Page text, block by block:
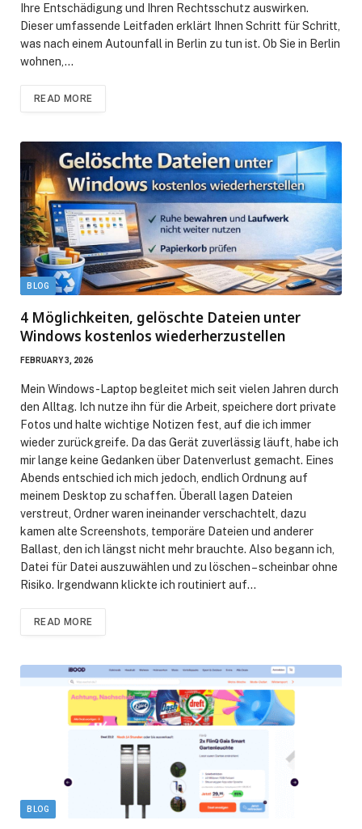
Ihre Entschädigung und Ihren Rechtsschutz auswirken.
Dieser umfassende Leitfaden erklärt Ihnen Schritt für Schritt,
was nach einem Autounfall in Berlin zu tun ist. Ob Sie in Berlin
wohnen,…
READ MORE
BLOG
4 Möglichkeiten, gelöschte Dateien unter
Windows kostenlos wiederherzustellen
FEBRUARY 3, 2026
Mein Windows-Laptop begleitet mich seit vielen Jahren durch
den Alltag. Ich nutze ihn für die Arbeit, speichere dort private
Fotos und halte wichtige Notizen fest, auf die ich immer
wieder zurückgreife. Da das Gerät zuverlässig läuft, habe ich
mir lange keine Gedanken über Datenverlust gemacht. Eines
Abends entschied ich mich jedoch, endlich Ordnung auf
meinem Desktop zu schaffen. Überall lagen Dateien
verstreut, Ordner waren ineinander verschachtelt, dazu
kamen alte Screenshots, temporäre Dateien und anderer
Ballast, den ich längst nicht mehr brauchte. Also begann ich,
Datei für Datei auszuwählen und zu löschen – scheinbar ohne
Risiko. Irgendwann klickte ich routiniert auf…
READ MORE
BLOG